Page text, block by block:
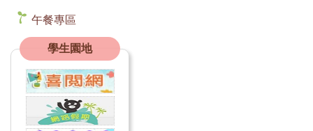
午餐專區
學生園地